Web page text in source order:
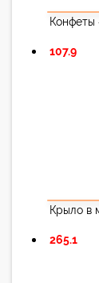
Конфеты
107.9
Крыло в
265.1